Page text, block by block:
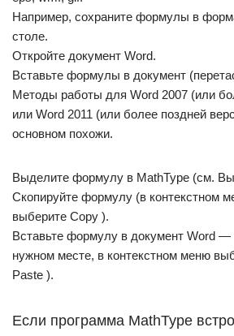
Например, сохраните формулы в
столе.
Откройте документ Word.
Вставьте формулы в документ
Методы работы для Word 2007 (или
или Word 2011 (или более поздней
основном похожи.
Выделите формулу в MathType (см.
Скопируйте формулу (в контекстном
выберите Copy ).
Вставьте формулу в документ Word —
нужном месте, в контекстном меню
Paste ).
Если программа MathType